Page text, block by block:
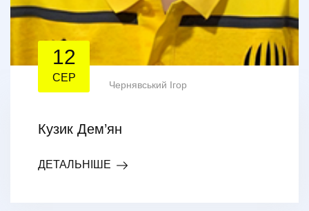
12
СЕР
Чернявський Ігор
Кузик Дем’ян
ДЕТАЛЬНІШЕ